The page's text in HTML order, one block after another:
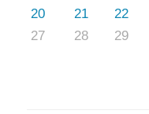
20
21 22
27
28 29